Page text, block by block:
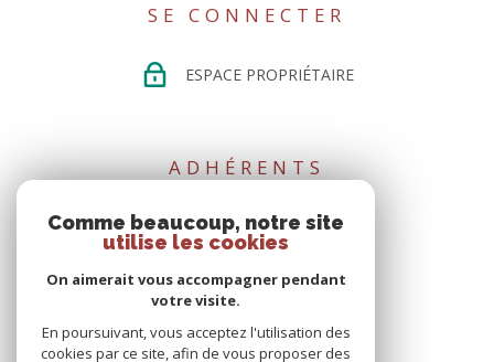
SE CONNECTER
ESPACE PROPRIÉTAIRE
ADHÉRENTS
Comme beaucoup, notre site
utilise les cookies
On aimerait vous accompagner pendant
votre visite.
En poursuivant, vous acceptez l'utilisation des
cookies par ce site, afin de vous proposer des